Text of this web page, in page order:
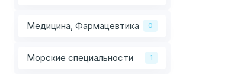
Медицина, Фармацевтика 0
Морские специальности 1